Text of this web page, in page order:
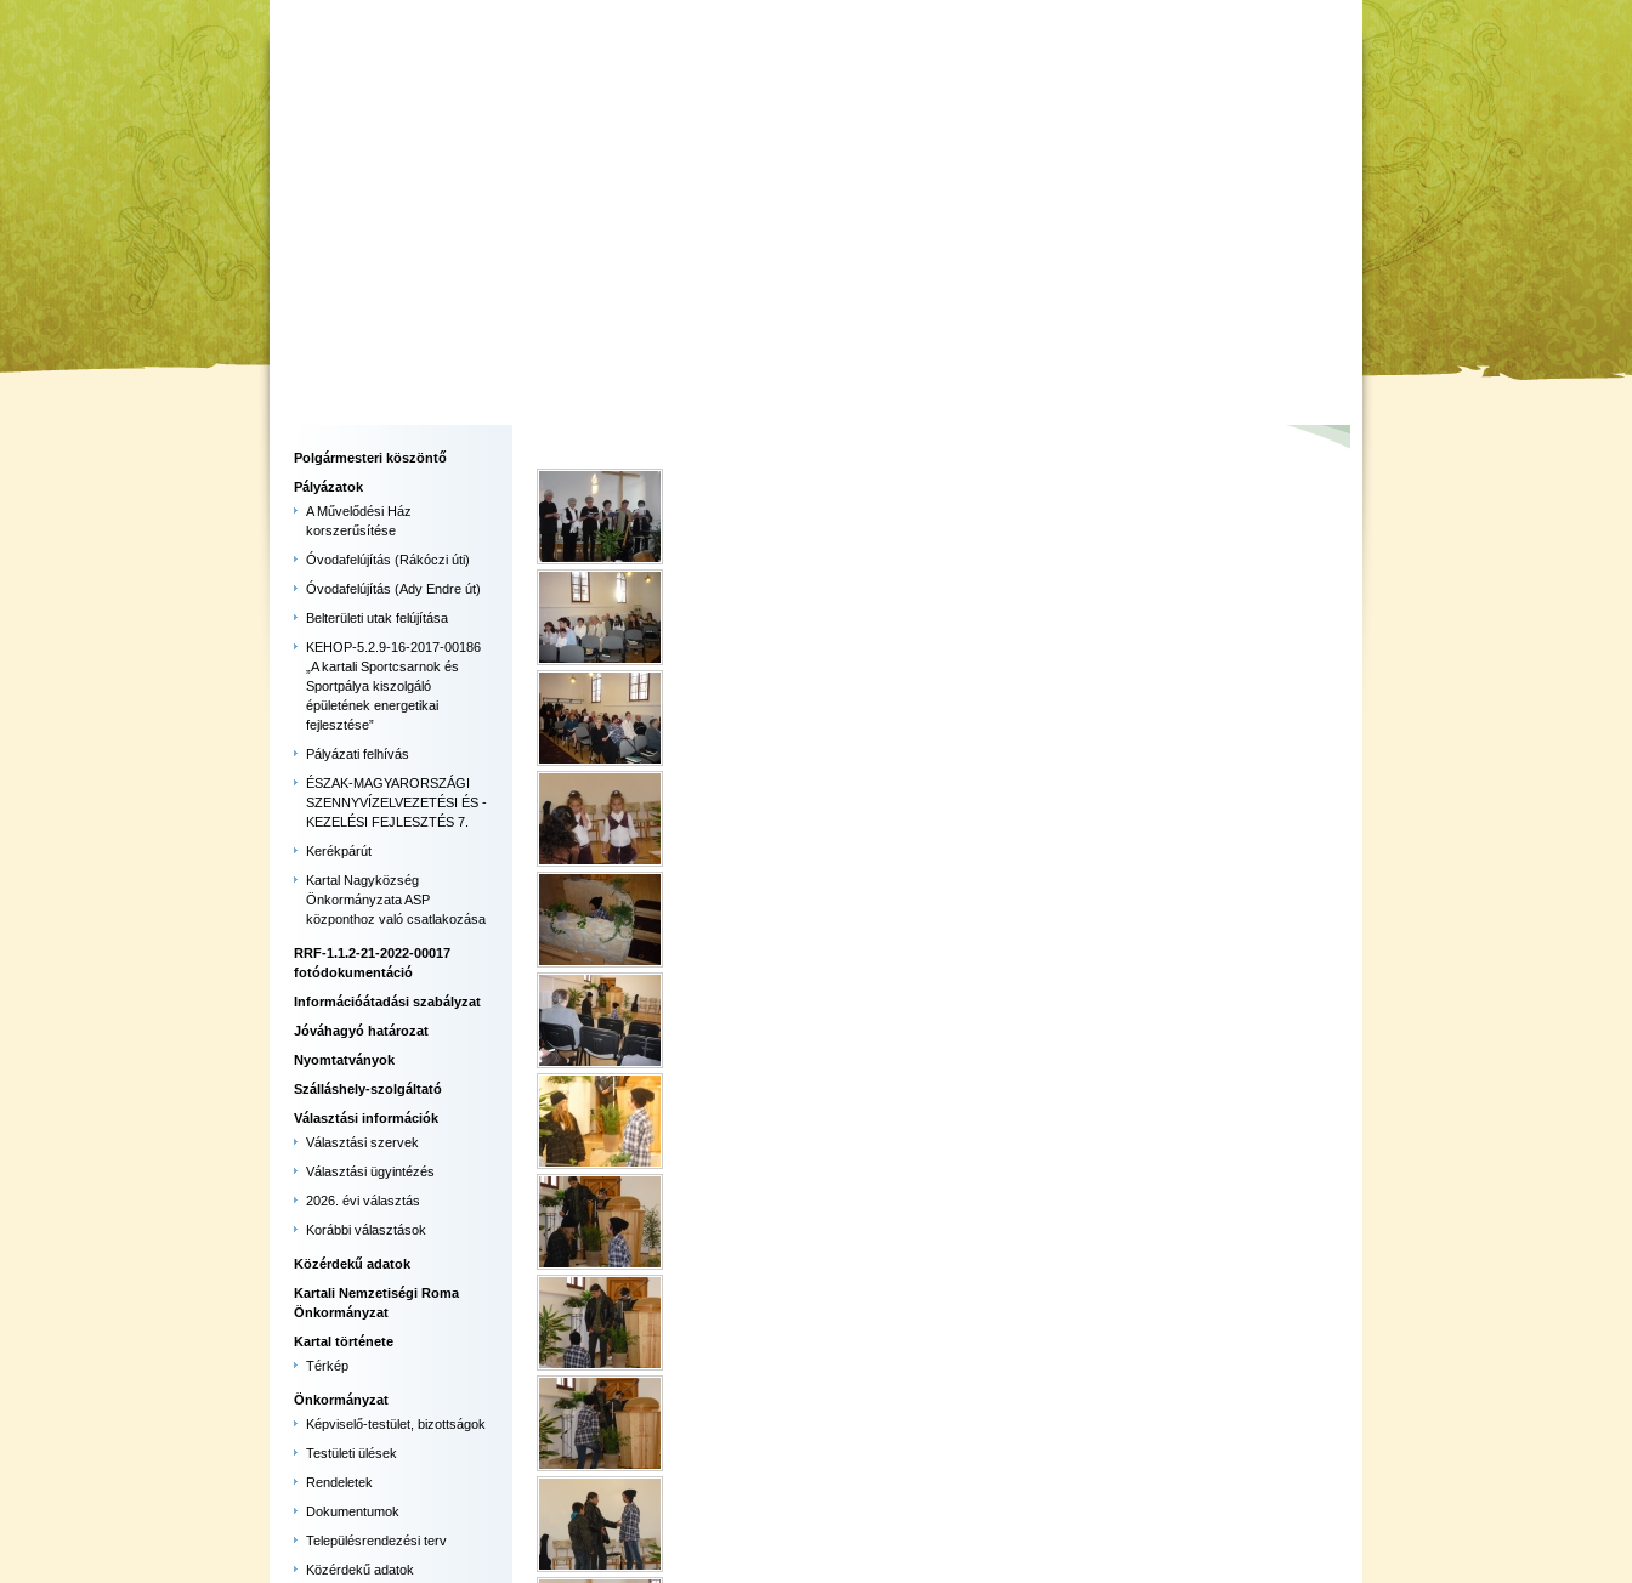
Polgármesteri köszöntő
Pályázatok
A Művelődési Ház
korszerűsítése
Óvodafelújítás (Rákóczi úti)
Óvodafelújítás (Ady Endre út)
Belterületi utak felújítása
KEHOP-5.2.9-16-2017-00186
„A kartali Sportcsarnok és
Sportpálya kiszolgáló
épületének energetikai
fejlesztése”
Pályázati felhívás
ÉSZAK-MAGYARORSZÁGI
SZENNYVÍZELVEZETÉSI ÉS -
KEZELÉSI FEJLESZTÉS 7.
Kerékpárút
Kartal Nagyközség
Önkormányzata ASP
központhoz való csatlakozása
RRF-1.1.2-21-2022-00017
fotódokumentáció
Információátadási szabályzat
Jóváhagyó határozat
Nyomtatványok
Szálláshely-szolgáltató
Választási információk
Választási szervek
Választási ügyintézés
2026. évi választás
Korábbi választások
Közérdekű adatok
Kartali Nemzetiségi Roma
Önkormányzat
Kartal története
Térkép
Önkormányzat
Képviselő-testület, bizottságok
Testületi ülések
Rendeletek
Dokumentumok
Településrendezési terv
Közérdekű adatok